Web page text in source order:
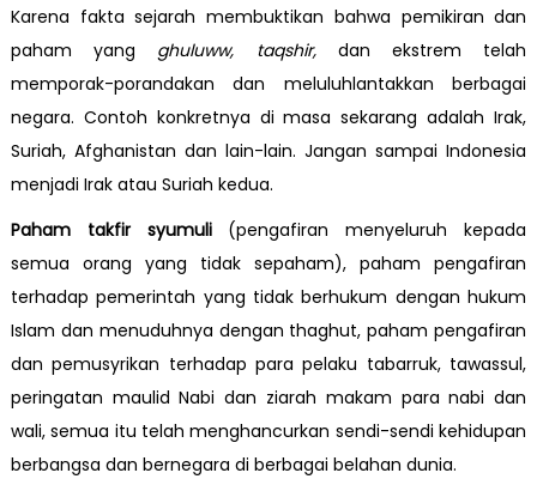
Karena fakta sejarah membuktikan bahwa pemikiran dan
paham yang ghuluww, taqshir,dan ekstrem telah
memporak-porandakan dan meluluhlantakkan berbagai
negara. Contoh konkretnya di masa sekarang adalah Irak,
Suriah, Afghanistan dan lain-lain. Jangan sampai Indonesia
menjadi Irak atau Suriah kedua.
Paham takfir syumuli(pengafiran menyeluruh kepada
semua orang yang tidak sepaham), paham pengafiran
terhadap pemerintah yang tidak berhukum dengan hukum
Islam dan menuduhnya dengan thaghut, paham pengafiran
dan pemusyrikan terhadap para pelaku tabarruk, tawassul,
peringatan maulid Nabi dan ziarah makam para nabi dan
wali, semua itu telah menghancurkan sendi-sendi kehidupan
berbangsa dan bernegara di berbagai belahan dunia.